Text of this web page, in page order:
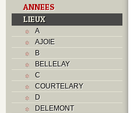
ANNEES
LIEUX
A
AJOIE
B
BELLELAY
C
COURTELARY
D
DELEMONT